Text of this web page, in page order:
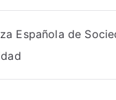
Española de